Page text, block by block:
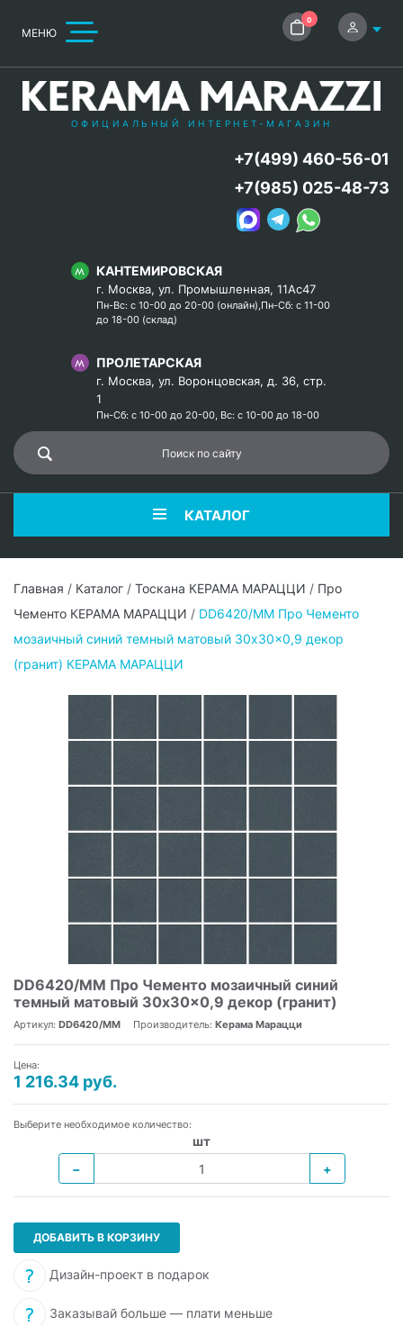
МЕНЮ
0
ОФИЦИАЛЬНЫЙ ИНТЕРНЕТ-МАГАЗИН
КАНТЕМИРОВСКАЯ
г. Москва, ул. Промышленная, 11Ас47
Пн-Вс: с 10-00 до 20-00 (онлайн),Пн-Сб: с 11-00
до 18-00 (склад)
ПРОЛЕТАРСКАЯ
г. Москва, ул. Воронцовская, д. 36, стр.
1
Пн-Сб: с 10-00 до 20-00, Вс: с 10-00 до 18-00
+7(499) 460-56-01
+7(985) 025-48-73
КАТАЛОГ
Главная / Каталог / Тоскана КЕРАМА МАРАЦЦИ / Про
Чементо КЕРАМА МАРАЦЦИ / DD6420/MM Про Чементо
мозаичный синий темный матовый 30x30x0,9 декор
(гранит) КЕРАМА МАРАЦЦИ
DD6420/MM Про Чементо мозаичный синий
темный матовый 30x30x0,9 декор (гранит)
Артикул: DD6420/MM Производитель: Керама Марацци
Цена:
1 216.34 руб.
Выберите необходимое количество:
шт
−
+
ДОБАВИТЬ В КОРЗИНУ
Дизайн-проект в подарок
Заказывай больше — плати меньше